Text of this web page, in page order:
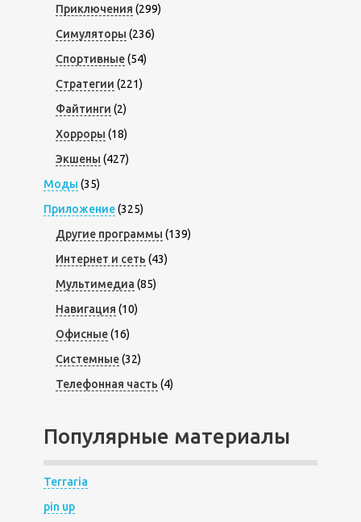
Приключения (299)
Симуляторы (236)
Спортивные(54)
Стратегии (221)
Файтинги (2)
Хорроры (18)
Экшены (427)
Моды (35)
Приложение(325)
Другие программы (139)
Интернет и сеть (43)
Мультимедиа (85)
Навигация (10)
Офисные(16)
Системные(32)
Телефонная часть (4)
Популярные материалы
Terraria
pin up